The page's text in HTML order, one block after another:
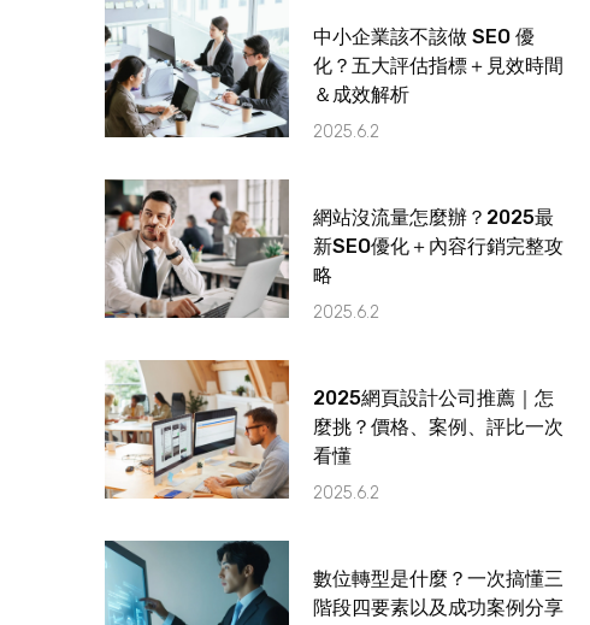
中小企業該不該做 SEO 優
化？五大評估指標＋見效時間
＆成效解析
2025.6.2
網站沒流量怎麼辦？2025最
新SEO優化＋內容行銷完整攻
略
2025.6.2
2025網頁設計公司推薦｜怎
麼挑？價格、案例、評比一次
看懂
2025.6.2
數位轉型是什麼？一次搞懂三
階段四要素以及成功案例分享